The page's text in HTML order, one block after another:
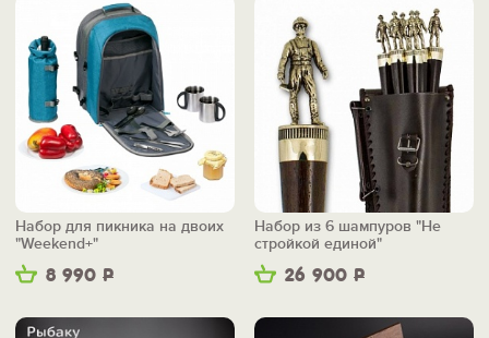
8 990 Р
Набор для пикника на двоих
"Weekend+"
26 900 Р
Набор из 6 шампуров "Не
стройкой единой"